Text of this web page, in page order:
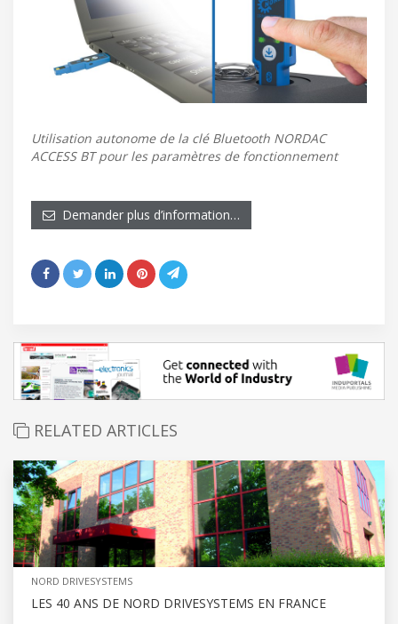
Utilisation autonome de la clé Bluetooth NORDAC
ACCESS BT pour les paramètres de fonctionnement
Demander plus d’information…
RELATED ARTICLES
NORD DRIVESYSTEMS
LES 40 ANS DE NORD DRIVESYSTEMS EN FRANCE